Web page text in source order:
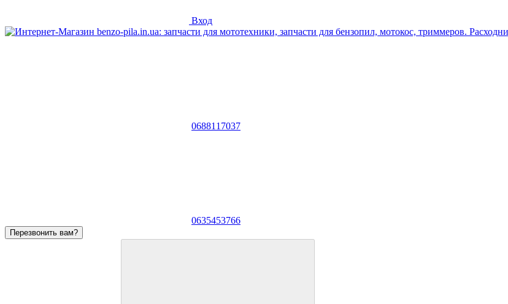
Вход
0688117037
0635453766
Перезвонить вам?